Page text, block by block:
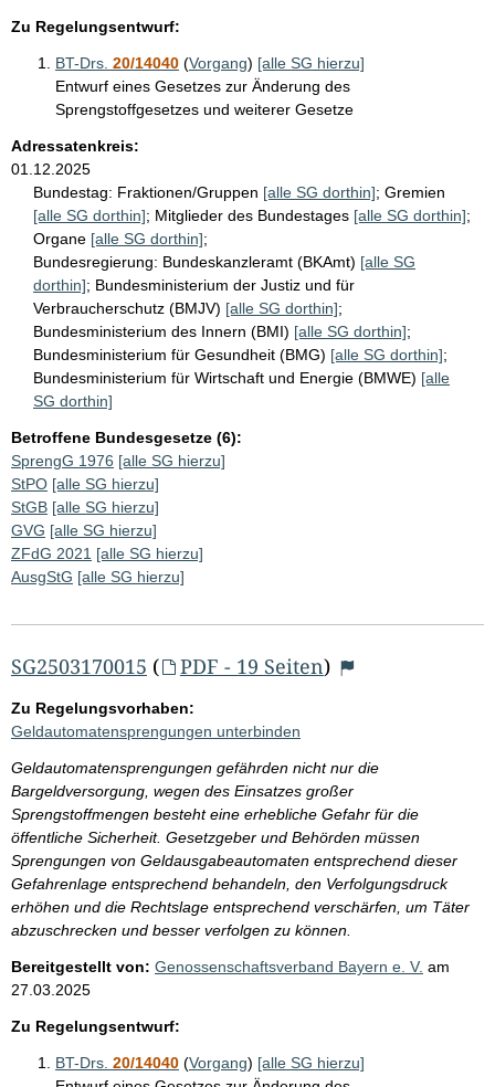
Zu Regelungsentwurf:
BT-Drs. 20/14040 (Vorgang) [alle SG hierzu]
Entwurf eines Gesetzes zur Änderung des
Sprengstoffgesetzes und weiterer Gesetze
Adressatenkreis:
01.12.2025
Bundestag: Fraktionen/Gruppen [alle SG dorthin]; Gremien
[alle SG dorthin]; Mitglieder des Bundestages [alle SG dorthin];
Organe [alle SG dorthin];
Bundesregierung: Bundeskanzleramt (BKAmt) [alle SG
dorthin]; Bundesministerium der Justiz und für
Verbraucherschutz (BMJV) [alle SG dorthin];
Bundesministerium des Innern (BMI) [alle SG dorthin];
Bundesministerium für Gesundheit (BMG) [alle SG dorthin];
Bundesministerium für Wirtschaft und Energie (BMWE) [alle
SG dorthin]
Betroffene Bundesgesetze (6):
SprengG 1976 [alle SG hierzu]
StPO [alle SG hierzu]
StGB [alle SG hierzu]
GVG [alle SG hierzu]
ZFdG 2021 [alle SG hierzu]
AusgStG [alle SG hierzu]
SG2503170015 ( PDF - 19 Seiten)
Zu Regelungsvorhaben:
Geldautomatensprengungen unterbinden
Geldautomatensprengungen gefährden nicht nur die
Bargeldversorgung, wegen des Einsatzes großer
Sprengstoffmengen besteht eine erhebliche Gefahr für die
öffentliche Sicherheit. Gesetzgeber und Behörden müssen
Sprengungen von Geldausgabeautomaten entsprechend dieser
Gefahrenlage entsprechend behandeln, den Verfolgungsdruck
erhöhen und die Rechtslage entsprechend verschärfen, um Täter
abzuschrecken und besser verfolgen zu können.
Bereitgestellt von: Genossenschaftsverband Bayern e. V. am
27.03.2025
Zu Regelungsentwurf:
BT-Drs. 20/14040 (Vorgang) [alle SG hierzu]